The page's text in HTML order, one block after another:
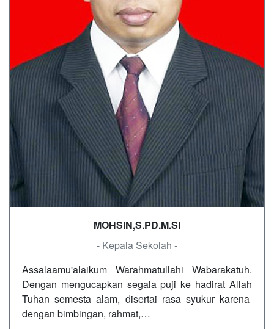
MOHSIN,S.PD.M.SI
- Kepala Sekolah -
Assalaamu'alaikum Warahmatullahi Wabarakatuh.
Dengan mengucapkan segala puji ke hadirat Allah
Tuhan semesta alam, disertai rasa syukur karena
dengan bimbingan, rahmat,…